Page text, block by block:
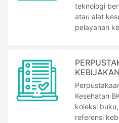
teknologi
atau alat
pelayanan
Kesehatan
koleksi
referensi